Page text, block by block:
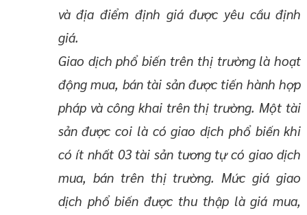
và địa điểm định giá được yêu cầu định
giá.
Giao dịch phổ biến trên thị trường là hoạt
động mua, bán tài sản được tiến hành hợp
pháp và công khai trên thị trường. Một tài
sản được coi là có giao dịch phổ biến khi
có ít nhất 03 tài sản tương tự có giao dịch
mua, bán trên thị trường. Mức giá giao
dịch phổ biến được thu thập là giá mua,